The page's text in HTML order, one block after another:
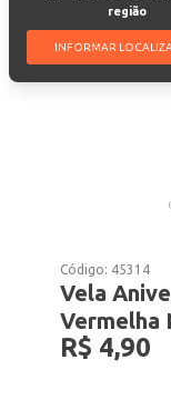
região
INFORMAR
Código: 45314
Vela
Vermelha
R$ 4,90